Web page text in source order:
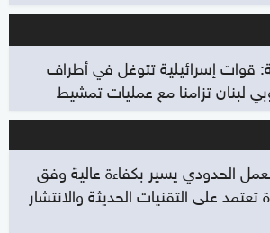
قوات إسرائيلية تتوغل في أطراف
لبنان تزامنا مع عمليات تمشيط
الحدودي يسير بكفاءة عالية وفق
على التقنيات الحديثة والانتشار